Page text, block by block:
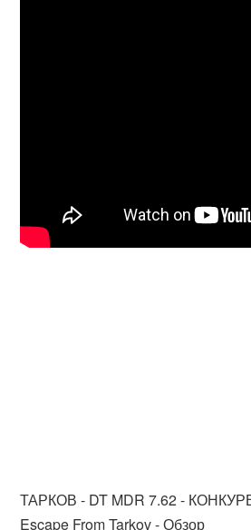
ТАРКОВ - DT MDR 7.62 -
Escape From Tarkov - Обзор